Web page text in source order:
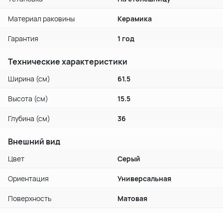
Материал раковины Керамика
Гарантия 1 год
Технические характеристики
Ширина (см) 61.5
Высота (см) 15.5
Глубина (см) 36
Внешний вид
Цвет Серый
Ориентация Универсальная
Поверхность Матовая